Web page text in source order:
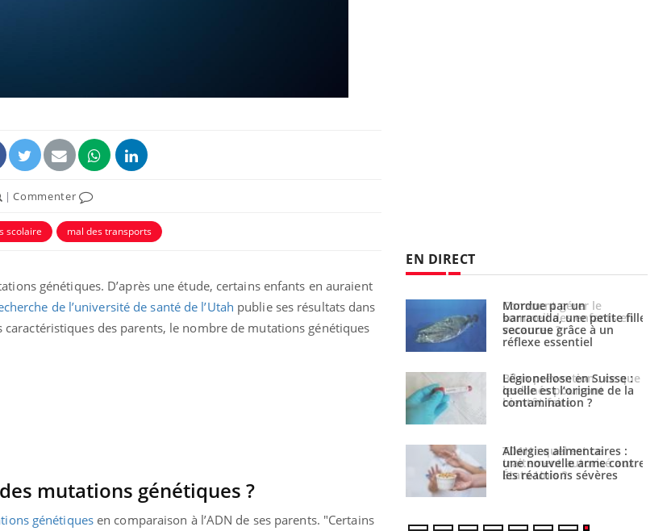
|Commenter
scolaire mal des transports
génétiques. D’après une étude, certains enfants en auraient
de l’université de santé de l’Utah publie ses résultats dans
caractéristiques des parents, le nombre de mutations génétiques
mutations génétiques ?
génétiquesen comparaison à l’ADN de ses parents. "Certains
EN DIRECT
Grossesse et chaleur : ce Mordue par un
secourue grâce à un
Comment gérer le
sommeil des enfants en
vacances ?
Bilan prévention : ce que
les kinés pourront
bientôt faire
TDAH : quel est ce
traitement autorisé aux
États-Unis ?